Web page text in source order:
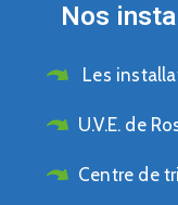
Nos
Les
U.V.E. de
Centre de